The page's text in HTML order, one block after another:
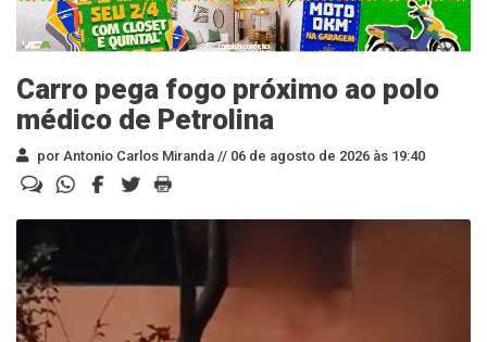
Carro pega fogo próximo ao polo
médico de Petrolina
por Antonio Carlos Miranda // 06 de agosto de 2026 às 19:40